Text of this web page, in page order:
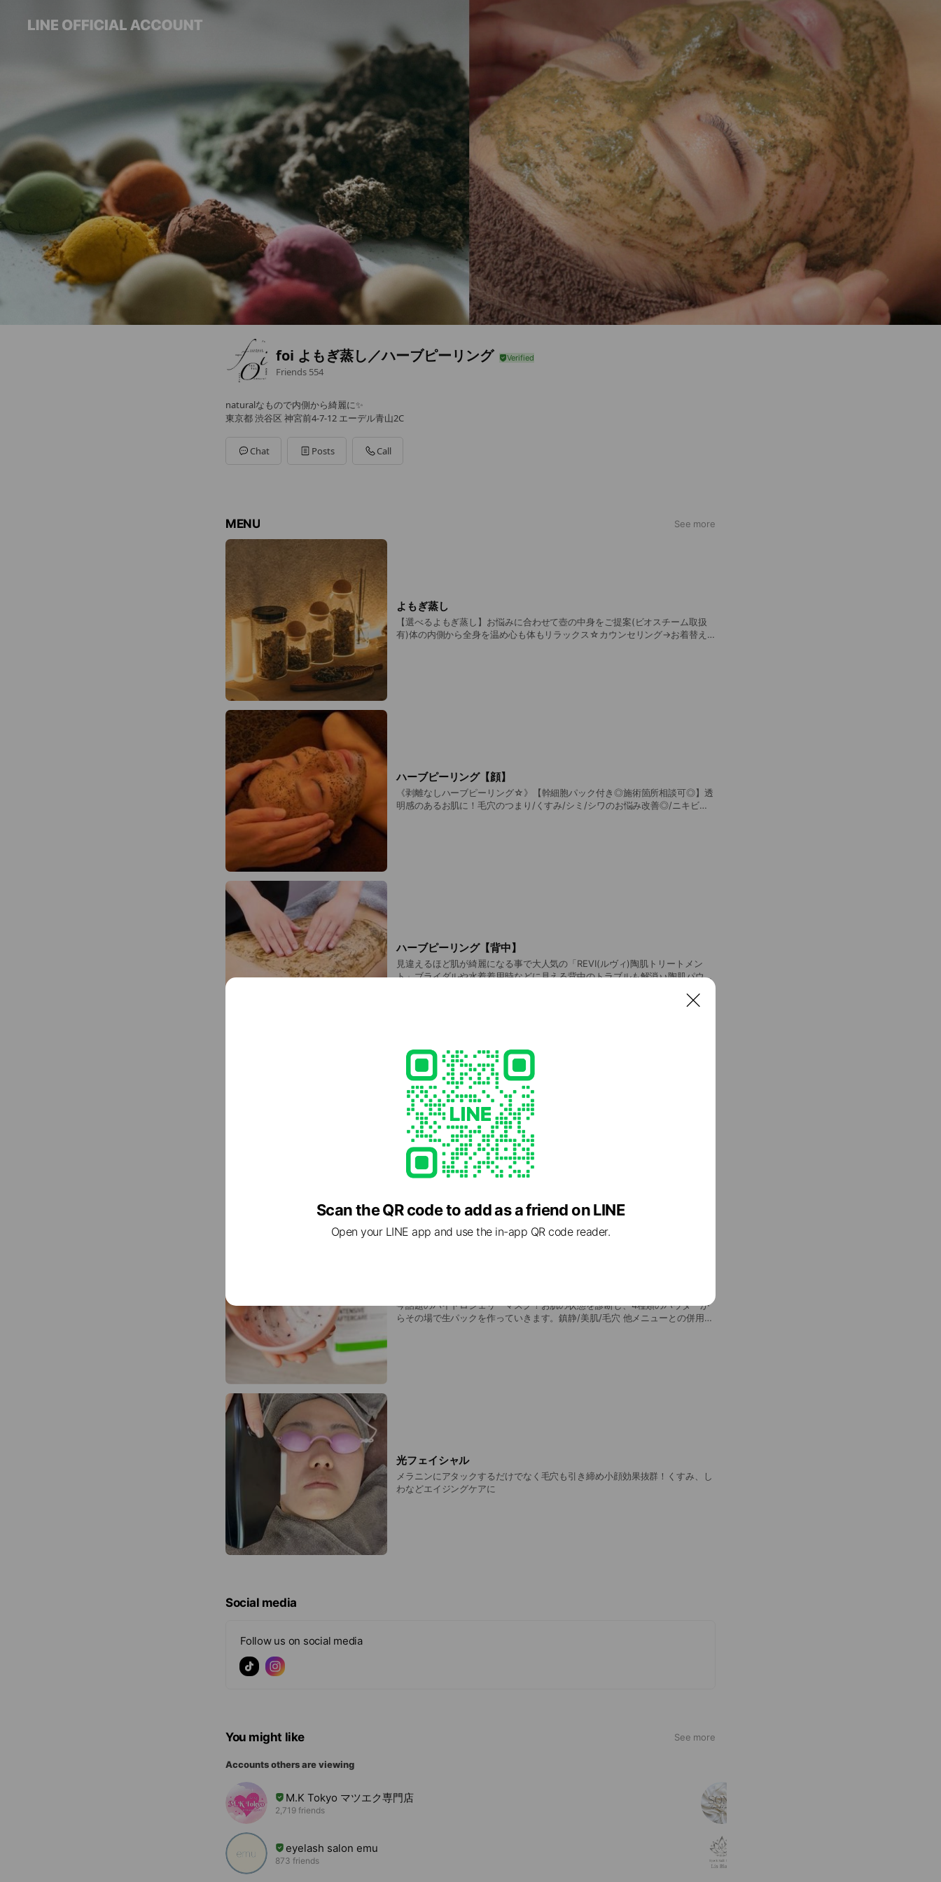
foi よもぎ蒸し／ハーブピーリング
Friends 554
naturalなもので内側から綺麗に✨
東京都 渋谷区 神宮前4-7-12 エーデル青山2C
Chat Posts Call
MENU See more
よもぎ蒸し
【選べるよもぎ蒸し】お悩みに合わせて壺の中身をご提案(ビオスチーム取扱
有)体の内側から全身を温め心も体もリラックス☆カウンセリング→お着替え→
ハーブピーリング【顔】
《剥離なしハーブピーリング☆》【幹細胞パック付き◎施術箇所相談可◎】透
明感のあるお肌に！毛穴のつまり/くすみ/シミ/シワのお悩み改善◎/ニキビケ
ハーブピーリング【背中】
見違えるほど肌が綺麗になる事で大人気の「REVI(ルヴィ)陶肌トリートメン
ト」ブライダルや水着着用時などに見える背中のトラブルも解消♪♪陶肌パウダ
ハーブピーリング【デコルテ】
背中のハーブピーリングとのセットorブライダルコースでのみご案内可◎アク
ネケア、跡、お肌のくすみを一気に明るくできます
今話題のハイドロジェリーマスク！お肌の状態を診断し、4種類のパウダーか
らその場で生パックを作っていきます。鎮静/美肌/毛穴 他メニューとの併用で
光フェイシャル
メラニンにアタックするだけでなく毛穴も引き締め小顔効果抜群！くすみ、し
わなどエイジングケアに
Social media
Follow us on social media
You might like See more
Accounts others are viewing
M.K Tokyo マツエク専門店
2,719 friends
eyelash salon emu
873 friends
Scan the QR code to add as a friend on LINE
Open your LINE app and use the in-app QR code reader.